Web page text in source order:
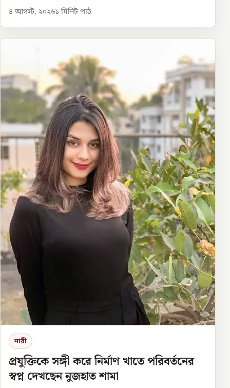
৪ আগস্ট, ২০২৬১ মিনিট পাঠ
নারী
প্রযুক্তিকে সঙ্গী করে নির্মাণ খাতে পরিবর্তনের
স্বপ্ন দেখছেন নুজহাত শামা